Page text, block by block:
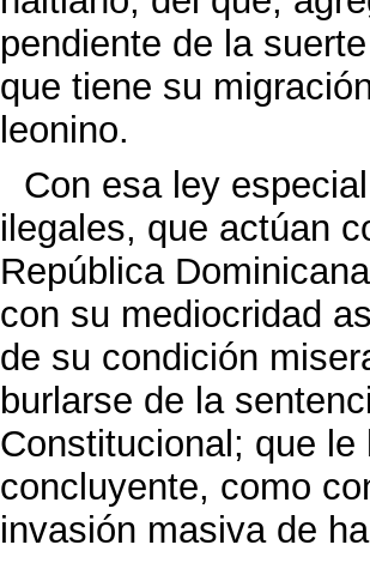
pendiente de la
que tiene su
leonino.
Con esa ley
ilegales, que actúan
República
con su mediocridad
de su condición
burlarse de la
Constitucional; que
concluyente, como
invasión masiva de